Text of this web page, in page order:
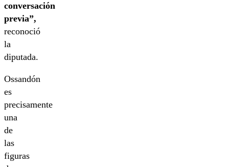
conversación
previa”,
reconoció
la
diputada.
Ossandón
es
precisamente
una
de
las
figuras